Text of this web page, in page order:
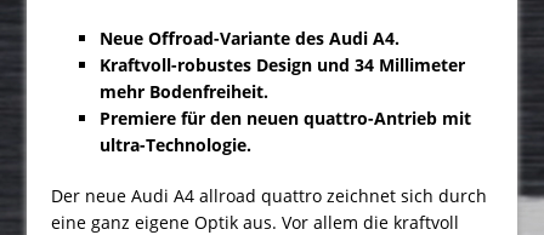
Neue Offroad-Variante des Audi A4.
Kraftvoll-robustes Design und 34 Millimeter
mehr Bodenfreiheit.
Premiere für den neuen quattro-Antrieb mit
ultra-Technologie.
Der neue Audi A4 allroad quattro zeichnet sich durch
eine ganz eigene Optik aus. Vor allem die kraftvoll